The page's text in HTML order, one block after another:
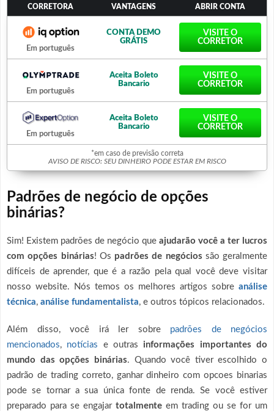
CORRETORA VANTAGENS ABRIR CONTA
Em português
CONTA DEMO
GRÁTIS
VISITE O
CORRETOR
Em português
Aceita Boleto
Bancario
VISITE O
CORRETOR
Em português
Aceita Boleto
Bancario
VISITE O
CORRETOR
*em caso de previsão correta
AVISO DE RISCO: SEU DINHEIRO PODE ESTAR EM RISCO
Padrões de negócio de opções
binárias?
Sim! Existem padrões de negócio que ajudarão você a ter lucros
com opções binárias! Os padrões de negócios são geralmente
difíceis de aprender, que é a razão pela qual você deve visitar
nosso website. Nós temos os melhores artigos sobre análise
técnica, análise fundamentalista, e outros tópicos relacionados.
Além disso, você irá ler sobre padrões de negócios
mencionados, notícias e outrasinformações importantes do
mundo das opções binárias. Quando você tiver escolhido o
padrão de trading correto, ganhar dinheiro com opcoes binarias
pode se tornar a sua única fonte de renda. Se você estiver
preparado para se engajar totalmente em trading ou se for um